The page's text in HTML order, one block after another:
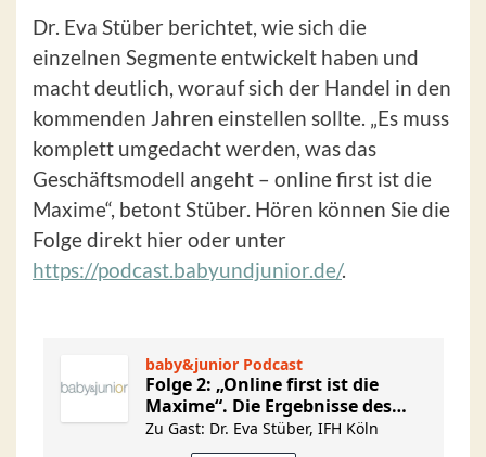
Dr. Eva Stüber berichtet, wie sich die
einzelnen Segmente entwickelt haben und
macht deutlich, worauf sich der Handel in den
kommenden Jahren einstellen sollte. „Es muss
komplett umgedacht werden, was das
Geschäftsmodell angeht – online first ist die
Maxime“, betont Stüber. Hören können Sie die
Folge direkt hier oder unter
https://podcast.babyundjunior.de/.